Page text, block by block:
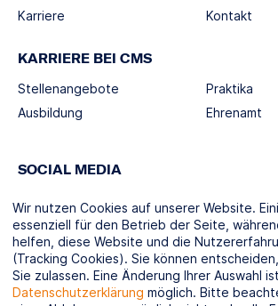
Karriere
Kontakt
KARRIERE BEI CMS
Stellenangebote
Ausbildung
Praktika
Ehrenamt
SOCIAL MEDIA
KOOPERATIONSPARTNER
Wir nutzen Cookies auf unserer Website.
essenziell für den Betrieb der Seite,
helfen, diese Website und die
(Tracking Cookies). Sie können
Sie zulassen. Eine Änderung Ihrer Auswahl
Datenschutzerklärung möglich. Bitte